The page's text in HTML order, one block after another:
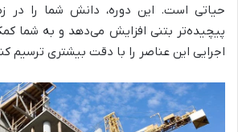
حیاتی است. این دوره، دانش شما را در
پیچیده‌تر بتنی افزایش می‌دهد و به شما
اجرایی این عناصر را با دقت بیشتری ترسیم